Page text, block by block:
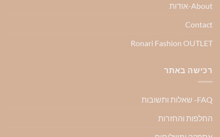
About-אודות
Contact
Ronari Fashion OUTLET
רכישה באתר
FAQ- שאלות ותשובות
החלפות והחזרות